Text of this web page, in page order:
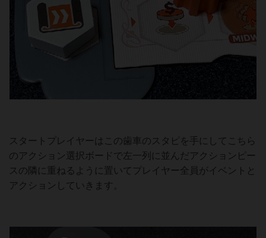
スタートプレイヤーはこの歯車のスタピを手にしてこちら
のアクション選択ボードで左一列に並んだアクションピー
スの隣に重ねるように置いてプレイヤー全員がイベントと
アクションしていきます。